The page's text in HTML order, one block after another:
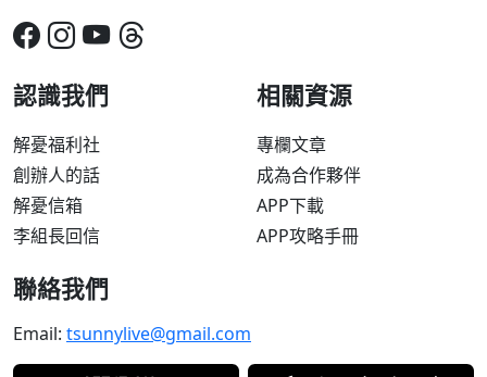
認識我們
解憂福利社
創辦人的話
解憂信箱
李組長回信
相關資源
專欄文章
成為合作夥伴
APP下載
APP攻略手冊
聯絡我們
Email: tsunnylive@gmail.com